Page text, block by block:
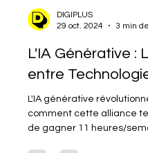
DIGIPLUS
29 oct. 2024
3 min
L'IA Générative :
entre